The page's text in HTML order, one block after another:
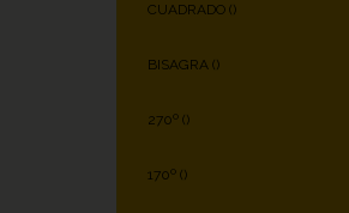
CUADRADO ()
BISAGRA ()
270º ()
170º ()